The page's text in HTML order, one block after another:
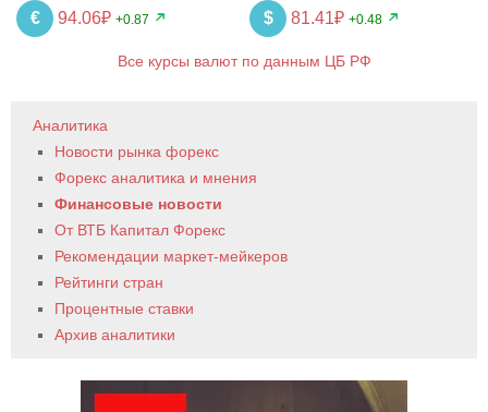
€ 94.06₽ +0.87 $ 81.41₽ +0.48
Все курсы валют по данным ЦБ РФ
Аналитика
Новости рынка форекс
Форекс аналитика и мнения
Финансовые новости
От ВТБ Капитал Форекс
Рекомендации маркет-мейкеров
Рейтинги стран
Процентные ставки
Архив аналитики